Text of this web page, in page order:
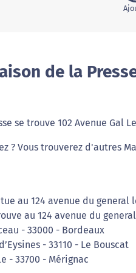
de la
se trouve 102 Avenue Gal
? Vous trouverez d'autres
au 124 avenue du general
au 124 avenue du
- 33000 - Bordeaux
- 33110 - Le Bouscat
- 33700 - Mérignac